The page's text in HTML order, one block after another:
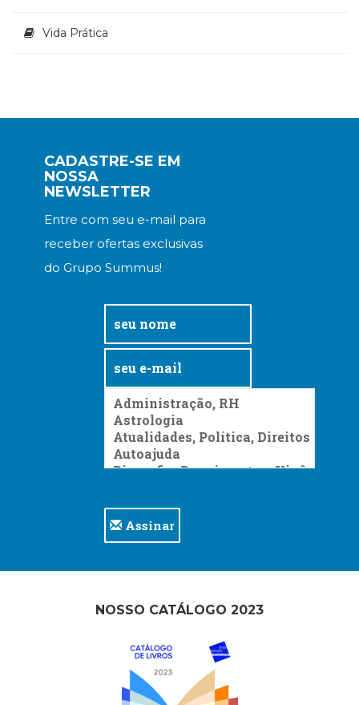
Vida Prática
CADASTRE-SE EM
NOSSA
NEWSLETTER
Entre com seu e-mail para
receber ofertas exclusivas
do Grupo Summus!
Assinar
NOSSO CATÁLOGO 2023